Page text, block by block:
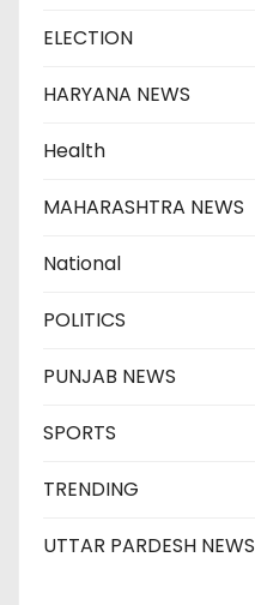
ELECTION
HARYANA NEWS
Health
MAHARASHTRA NEWS
National
POLITICS
PUNJAB NEWS
SPORTS
TRENDING
UTTAR PARDESH NEWS